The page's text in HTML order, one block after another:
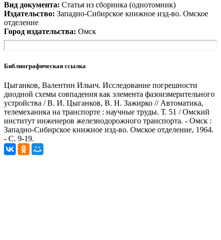
Вид документа: Статья из сборника (однотомник)
Издательство: Западно-Сибирское книжное изд-во. Омское
отделение
Город издательства: Омск
Библиографическая ссылка
Цыганков, Валентин Ильич. Исследование погрешности
диодной схемы совпадения как элемента фазоизмерительного
устройства / В. И. Цыганков, В. Н. Зажирко // Автоматика,
телемеханика на транспорте : научные труды. Т. 51 / Омский
институт инженеров железнодорожного транспорта. - Омск :
Западно-Сибирское книжное изд-во. Омское отделение, 1964.
- С. 9-19.